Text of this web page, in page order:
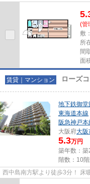
(管
敷
所
間
面
賃貸｜マンション ローズ
地下鉄御堂
東海道本線
阪急神戸本
大阪府大阪
5.3万円
築年数：築
階数：10
西中島南方駅より徒歩3分！ 床